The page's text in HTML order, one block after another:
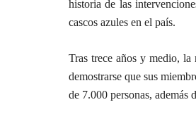
historia de las
cascos azules en el país.
Tras trece años y medio,
demostrarse que sus
de 7.000 personas, además